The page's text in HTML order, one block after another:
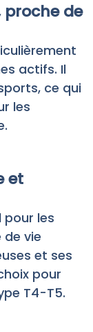
de
actifs. Il
ce qui
les
et
les
de vie
et ses
pour
T4-T5.